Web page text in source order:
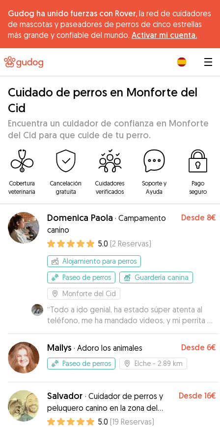
Gudog ha unido fuerzas con Rover, la red de cuidadores
de mascotas y paseadores de perros de cinco estrellas
más grande y confiable del mundo. Activar mi cuenta.
Cuidado de perros en Monforte del
Cid
Encuentra un cuidador de confianza en Monforte
del Cid para que cuide de tu perro.
Cobertura
veterinaria
Cancelación
gratuita
Cuidadores
verificados
Soporte y
Ayuda
Pago
seguro
Domenica Paola · Campamento
canino
Desde 8€
5.0 (2 Reservas)
Alojamiento para perros
Paseo de perros
Guardería canina
Monforte del Cid
“Todo a ido genial, ha estado súper atenta al
teléfono, me ha mandado videos, y mi perrita a
he estado encantada al aire libre, con muchos
mimos y en compañía de sus perritos que son
encantadores”
Mailys · Adoro los animales Desde 6€
Paseo de perros Elche - 2.89 km
Salvador · Cuidador de perros y
peluquero canino en la zona del
Vinalopó
Desde 16€
5.0 (19 Reservas)